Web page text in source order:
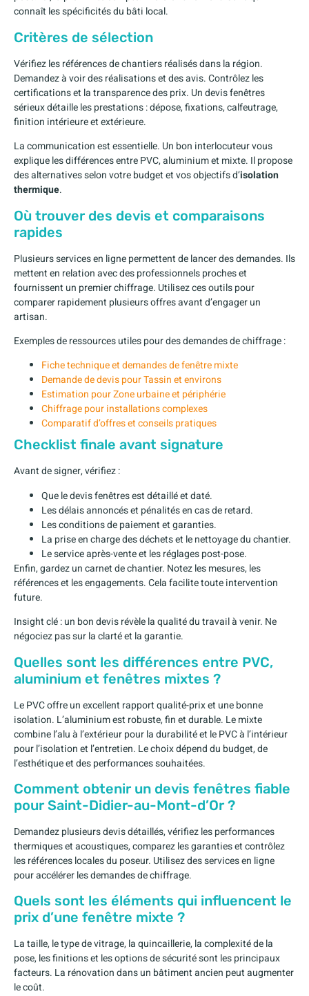
connaît les spécificités du bâti local.
Critères de sélection
Vérifiez les références de chantiers réalisés dans la région.
Demandez à voir des réalisations et des avis. Contrôlez les
certifications et la transparence des prix. Un devis fenêtres
sérieux détaille les prestations : dépose, fixations, calfeutrage,
finition intérieure et extérieure.
La communication est essentielle. Un bon interlocuteur vous
explique les différences entre PVC, aluminium et mixte. Il propose
des alternatives selon votre budget et vos objectifs d’isolation
thermique.
Où trouver des devis et comparaisons
rapides
Plusieurs services en ligne permettent de lancer des demandes. Ils
mettent en relation avec des professionnels proches et
fournissent un premier chiffrage. Utilisez ces outils pour
comparer rapidement plusieurs offres avant d’engager un
artisan.
Exemples de ressources utiles pour des demandes de chiffrage :
Fiche technique et demandes de fenêtre mixte
Demande de devis pour Tassin et environs
Estimation pour Zone urbaine et périphérie
Chiffrage pour installations complexes
Comparatif d’offres et conseils pratiques
Checklist finale avant signature
Avant de signer, vérifiez :
Que le devis fenêtres est détaillé et daté.
Les délais annoncés et pénalités en cas de retard.
Les conditions de paiement et garanties.
La prise en charge des déchets et le nettoyage du chantier.
Le service après-vente et les réglages post-pose.
Enfin, gardez un carnet de chantier. Notez les mesures, les
références et les engagements. Cela facilite toute intervention
future.
Insight clé : un bon devis révèle la qualité du travail à venir. Ne
négociez pas sur la clarté et la garantie.
Quelles sont les différences entre PVC,
aluminium et fenêtres mixtes ?
Le PVC offre un excellent rapport qualité-prix et une bonne
isolation. L’aluminium est robuste, fin et durable. Le mixte
combine l’alu à l’extérieur pour la durabilité et le PVC à l’intérieur
pour l’isolation et l’entretien. Le choix dépend du budget, de
l’esthétique et des performances souhaitées.
Comment obtenir un devis fenêtres fiable
pour Saint-Didier-au-Mont-d’Or ?
Demandez plusieurs devis détaillés, vérifiez les performances
thermiques et acoustiques, comparez les garanties et contrôlez
les références locales du poseur. Utilisez des services en ligne
pour accélérer les demandes de chiffrage.
Quels sont les éléments qui influencent le
prix d’une fenêtre mixte ?
La taille, le type de vitrage, la quincaillerie, la complexité de la
pose, les finitions et les options de sécurité sont les principaux
facteurs. La rénovation dans un bâtiment ancien peut augmenter
le coût.